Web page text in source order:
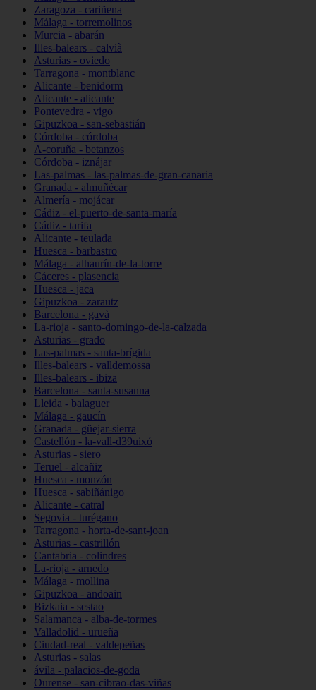
Zaragoza - cariñena
Málaga - torremolinos
Murcia - abarán
Illes-balears - calvià
Asturias - oviedo
Tarragona - montblanc
Alicante - benidorm
Alicante - alicante
Pontevedra - vigo
Gipuzkoa - san-sebastián
Córdoba - córdoba
A-coruña - betanzos
Córdoba - iznájar
Las-palmas - las-palmas-de-gran-canaria
Granada - almuñécar
Almería - mojácar
Cádiz - el-puerto-de-santa-maría
Cádiz - tarifa
Alicante - teulada
Huesca - barbastro
Málaga - alhaurín-de-la-torre
Cáceres - plasencia
Huesca - jaca
Gipuzkoa - zarautz
Barcelona - gavà
La-rioja - santo-domingo-de-la-calzada
Asturias - grado
Las-palmas - santa-brígida
Illes-balears - valldemossa
Illes-balears - ibiza
Barcelona - santa-susanna
Lleida - balaguer
Málaga - gaucín
Granada - güejar-sierra
Castellón - la-vall-d39uixó
Asturias - siero
Teruel - alcañiz
Huesca - monzón
Huesca - sabiñánigo
Alicante - catral
Segovia - turégano
Tarragona - horta-de-sant-joan
Asturias - castrillón
Cantabria - colindres
La-rioja - arnedo
Málaga - mollina
Gipuzkoa - andoain
Bizkaia - sestao
Salamanca - alba-de-tormes
Valladolid - urueña
Ciudad-real - valdepeñas
Asturias - salas
ávila - palacios-de-goda
Ourense - san-cibrao-das-viñas